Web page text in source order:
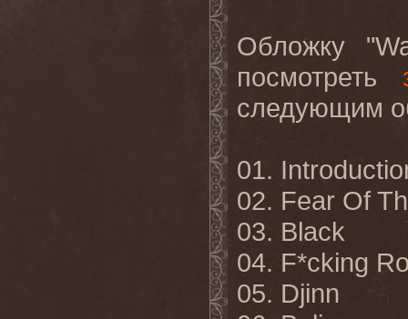
Обложку "
посмотреть
следующим
01.
02. Fear Of
03. Black
04. F*cking
05. Djinn